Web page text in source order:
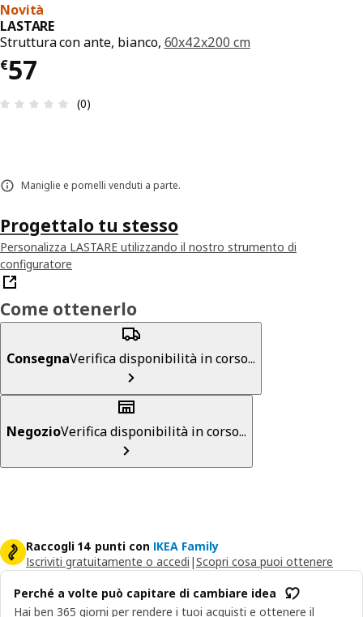
Novità
LASTARE
Struttura con ante, bianco, 60x42x200 cm
€57
Prezzo € 57
Recensione: 0 di 5 stelle. Recensioni totali: 0
(0)
Maniglie e pomelli venduti a parte.
Progettalo tu stesso
Personalizza LASTARE utilizzando il nostro strumento di
configuratore
Come ottenerlo
ConsegnaVerifica disponibilità in corso...
NegozioVerifica disponibilità in corso...
Raccogli 14 punti con IKEA Family
Iscriviti gratuitamente o accedi |Scopri cosa puoi ottenere
Perché a volte può capitare di cambiare idea
Hai ben 365 giorni per rendere i tuoi acquisti e ottenere il